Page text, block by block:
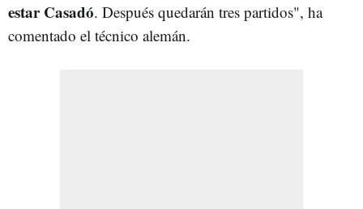
estar Casadó. Después quedarán tres partidos", ha
comentado el técnico alemán.